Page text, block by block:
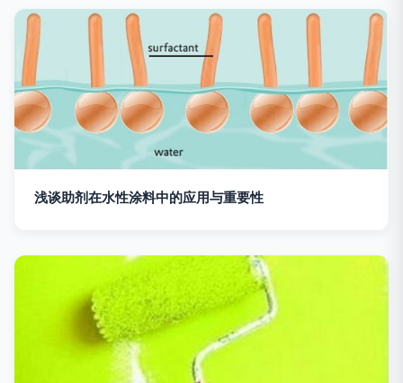
浅谈助剂在水性涂料中的应用与重要性